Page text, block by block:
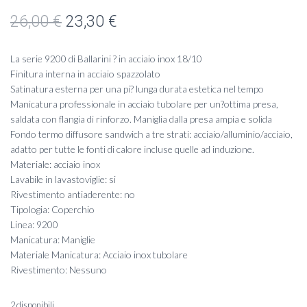
26,00€ Il
originale
era:
26,00 €.
23,30 €
attuale
è:
23,30 €.
La serie 9200 di Ballarini ? in acciaio inox 18/10
Finitura interna in acciaio spazzolato
Satinatura esterna per una pi? lunga durata estetica nel tempo
Manicatura professionale in acciaio tubolare per un?ottima presa,
saldata con flangia di rinforzo. Maniglia dalla presa ampia e solida
Fondo termo diffusore sandwich a tre strati: acciaio/alluminio/acciaio,
adatto per tutte le fonti di calore incluse quelle ad induzione.
Materiale: acciaio inox
Lavabile in lavastoviglie: si
Rivestimento antiaderente: no
Tipologia: Coperchio
Linea: 9200
Manicatura: Maniglie
Materiale Manicatura: Acciaio inox tubolare
Rivestimento: Nessuno